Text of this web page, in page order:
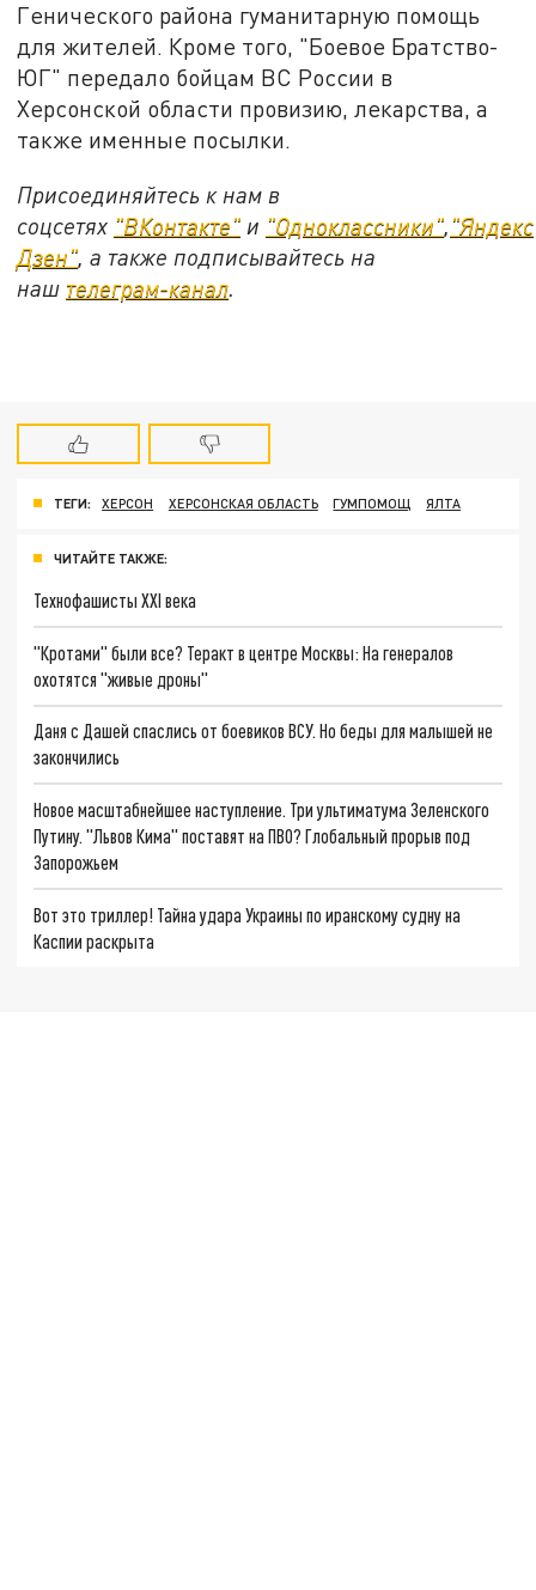
Генического района гуманитарную помощь
для жителей. Кроме того, "Боевое Братство-
ЮГ" передало бойцам ВС России в
Херсонской области провизию, лекарства, а
также именные посылки.
Присоединяйтесь к нам в
соцсетях "ВКонтакте" и "Одноклассники", "Яндекс
Дзен", а также подписывайтесь на
наш телеграм-канал.
ТЕГИ: ХЕРСОН ХЕРСОНСКАЯ ОБЛАСТЬ ГУМПОМОЩ ЯЛТА
ЧИТАЙТЕ ТАКЖЕ:
Технофашисты XXI века
"Кротами" были все? Теракт в центре Москвы: На генералов
охотятся "живые дроны"
Даня с Дашей спаслись от боевиков ВСУ. Но беды для малышей не
закончились
Новое масштабнейшее наступление. Три ультиматума Зеленского
Путину. "Львов Кима" поставят на ПВО? Глобальный прорыв под
Запорожьем
Вот это триллер! Тайна удара Украины по иранскому судну на
Каспии раскрыта